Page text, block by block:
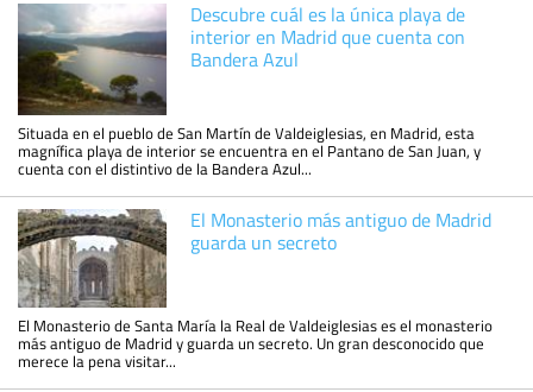
Descubre cuál es la única playa de
interior en Madrid que cuenta con
Bandera Azul
Situada en el pueblo de San Martín de Valdeiglesias, en Madrid, esta
magnífica playa de interior se encuentra en el Pantano de San Juan, y
cuenta con el distintivo de la Bandera Azul...
El Monasterio más antiguo de Madrid
guarda un secreto
El Monasterio de Santa María la Real de Valdeiglesias es el monasterio
más antiguo de Madrid y guarda un secreto. Un gran desconocido que
merece la pena visitar...